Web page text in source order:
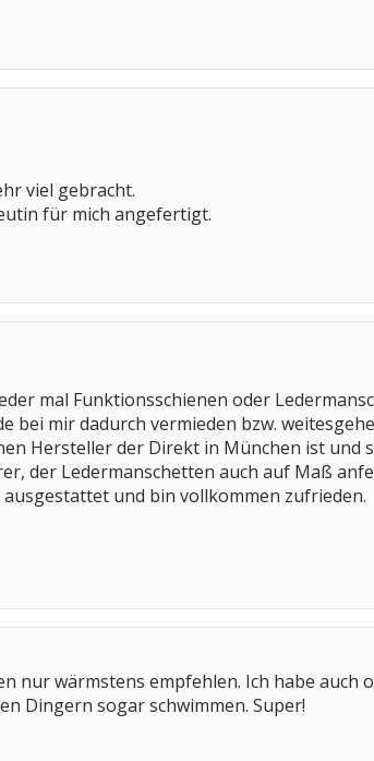
viel gebracht.
für mich angefertigt.
mal Funktionsschienen oder
bei mir dadurch vermieden bzw.
Hersteller der Direkt in München ist und
der Ledermanschetten auch auf Maß
und bin vollkommen zufrieden.
nur wärmstens empfehlen. Ich habe
Dingern sogar schwimmen. Super!